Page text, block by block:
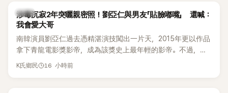
韓星
涉毒沉寂2年突曬親密照！劉亞仁與男友「貼臉嘟嘴」 還喊：
我會愛大哥
南韓演員劉亞仁過去憑精湛演技闖出一片天，2015年更以作品
拿下青龍電影獎影帝，成為該獎史上最年輕的影帝。不過，他
2023年爆出涉毒風波後，演藝事業受到重創，後續又牽扯與男
K氏鄉民 16 小時前